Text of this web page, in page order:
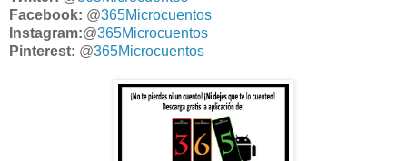
Facebook: @365Microcuentos
Instagram:@365Microcuentos
Pinterest: @365Microcuentos